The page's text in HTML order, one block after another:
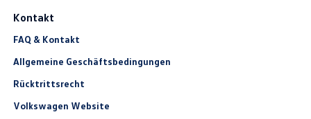
Kontakt
FAQ & Kontakt
Allgemeine Geschäftsbedingungen
Rücktrittsrecht
Volkswagen Website